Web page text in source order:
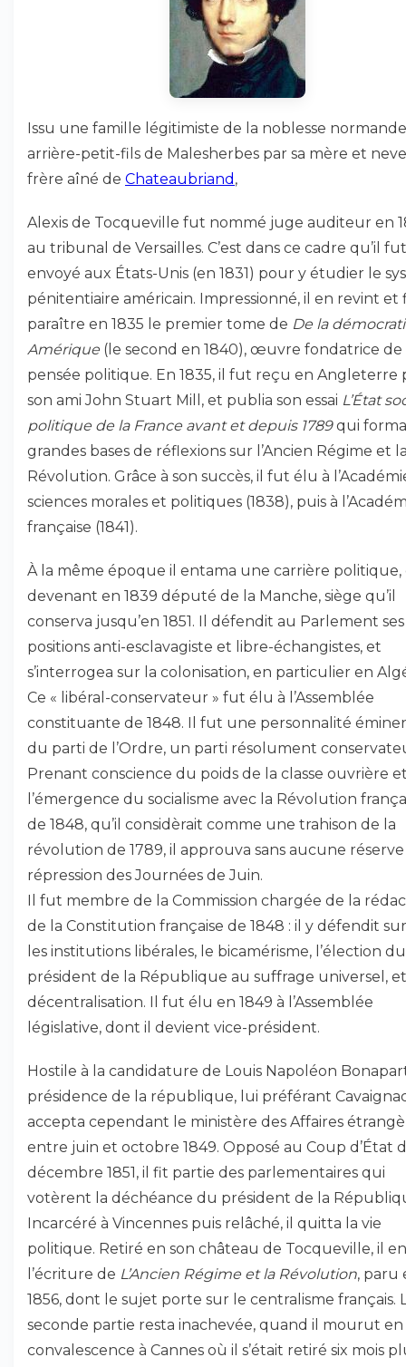
Issu une famille légitimiste de la noblesse
arrière-petit-fils de Malesherbes par sa mère et
frère aîné de Chateaubriand ,
Alexis de Tocqueville fut nommé juge auditeur en
au tribunal de Versailles. C’est dans ce cadre qu’il fut
envoyé aux États-Unis (en 1831) pour y étudier le
pénitentiaire américain. Impressionné, il en revint et
paraître en 1835 le premier tome de De la
Amérique (le second en 1840), œuvre fondatrice de
pensée politique. En 1835, il fut reçu en Angleterre
son ami John Stuart Mill, et publia son essai L’État
politique de la France avant et depuis 1789qui forma
grandes bases de réflexions sur l’Ancien Régime et
Révolution. Grâce à son succès, il fut élu à
sciences morales et politiques (1838), puis à
française (1841).
À la même époque il entama une carrière politique,
devenant en 1839 député de la Manche, siège qu’il
conserva jusqu’en 1851. Il défendit au Parlement ses
positions anti-esclavagiste et libre-échangistes, et
s’interrogea sur la colonisation, en particulier en
Ce « libéral-conservateur » fut élu à l’Assemblée
constituante de 1848. Il fut une personnalité
du parti de l’Ordre, un parti résolument
Prenant conscience du poids de la classe ouvrière
l’émergence du socialisme avec la Révolution
de 1848, qu’il considèrait comme une trahison de la
révolution de 1789, il approuva sans aucune
répression des Journées de Juin.
Il fut membre de la Commission chargée de la
de la Constitution française de 1848 : il y défendit
les institutions libérales, le bicamérisme, l’élection du
président de la République au suffrage universel,
décentralisation. Il fut élu en 1849 à l’Assemblée
législative, dont il devient vice-président.
Hostile à la candidature de Louis Napoléon
présidence de la république, lui préférant
accepta cependant le ministère des Affaires
entre juin et octobre 1849. Opposé au Coup d’État
décembre 1851, il fit partie des parlementaires qui
votèrent la déchéance du président de la
Incarcéré à Vincennes puis relâché, il quitta la vie
politique. Retiré en son château de Tocqueville, il
l’écriture de L’Ancien Régime et la Révolution, paru
1856, dont le sujet porte sur le centralisme français.
seconde partie resta inachevée, quand il mourut en
convalescence à Cannes où il s’était retiré six mois